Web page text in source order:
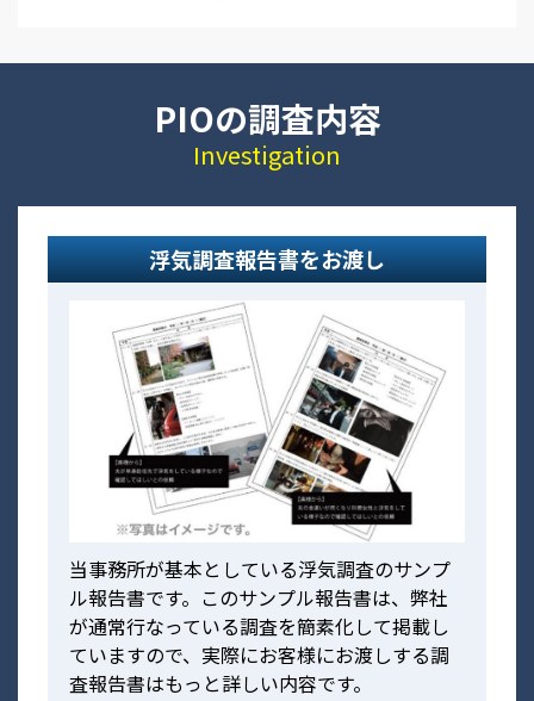
PIOの調査内容
Investigation
浮気調査報告書をお渡し
当事務所が基本としている浮気調査のサンプ
ル報告書です。このサンプル報告書は、弊社
が通常行なっている調査を簡素化して掲載し
ていますので、実際にお客様にお渡しする調
査報告書はもっと詳しい内容です。